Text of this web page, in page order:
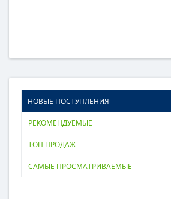
НОВЫЕ ПОСТУПЛЕНИЯ
РЕКОМЕНДУЕМЫЕ
ТОП ПРОДАЖ
САМЫЕ ПРОСМАТРИВАЕМЫЕ